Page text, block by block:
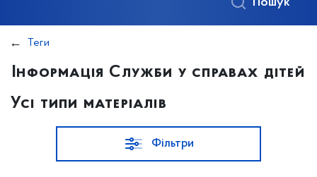
Теги
Інформація Служби у справах дітей
Усі типи матеріалів
Фільтри